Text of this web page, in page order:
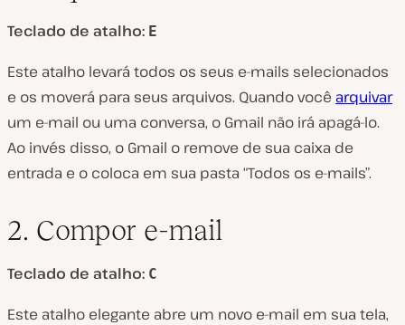
Teclado de atalho: E
Este atalho levará todos os seus e-mails selecionados
e os moverá para seus arquivos. Quando você arquivar
um e-mail ou uma conversa, o Gmail não irá apagá-lo.
Ao invés disso, o Gmail o remove de sua caixa de
entrada e o coloca em sua pasta “Todos os e-mails”.
2. Compor e-mail
Teclado de atalho: C
Este atalho elegante abre um novo e-mail em sua tela,